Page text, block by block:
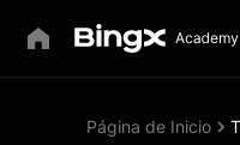
Página de Inicio